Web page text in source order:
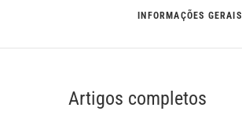
SBBD 2022
INFORMAÇÕES GERAIS
Artigos completos